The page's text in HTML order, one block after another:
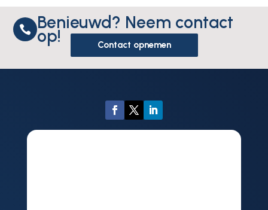
 Benieuwd? Neem contact
op! Contact opnemen